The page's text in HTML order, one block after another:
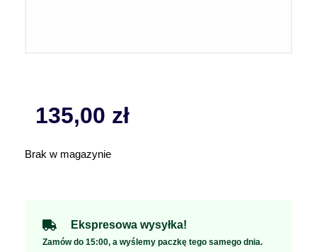
135,00 zł
Brak w magazynie
Ekspresowa wysyłka!
Zamów do 15:00, a wyślemy paczkę tego samego dnia.